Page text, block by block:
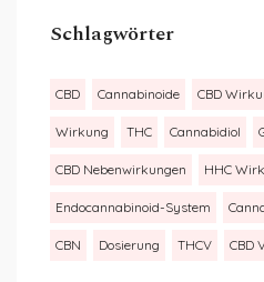
Schlagwörter
CBD Cannabinoide CBD
Wirkung THC Cannabidiol
CBD Nebenwirkungen HHC
Endocannabinoid-System
CBN Dosierung THCV CBD